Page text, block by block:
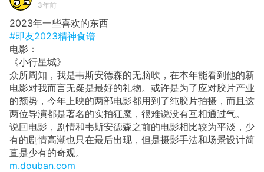
3年前
2023年一些喜欢的东西
#即友2023精神食谱
电影：
《小行星城》
众所周知，我是韦斯安德森的无脑吹，在本年能看到他的新
电影对我而言无疑是最好的礼物。或许是为了应对胶片产业
的颓势，今年上映的两部电影都用到了纯胶片拍摄，而且这
两位导演都是著名的实拍狂魔，很难说没有互相通过气。
说回电影，剧情和韦斯安德森之前的电影相比较为平淡，少
有的剧情高潮也只在最后出现，但是摄影手法和场景设计简
直是少有的奇观。
m.douban.com